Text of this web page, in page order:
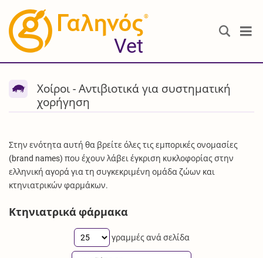
®
Vet
Χοίροι - Αντιβιοτικά για συστηματική
χορήγηση
Στην ενότητα αυτή θα βρείτε όλες τις εμπορικές ονομασίες
(brand names) που έχουν λάβει έγκριση κυκλοφορίας στην
ελληνική αγορά για τη συγκεκριμένη ομάδα ζώων και
κτηνιατρικών φαρμάκων.
Κτηνιατρικά φάρμακα
γραμμές ανά σελίδα